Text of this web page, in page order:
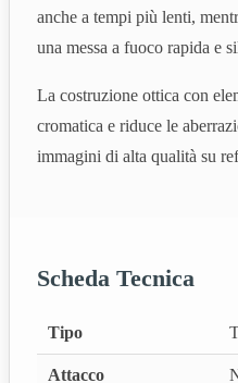
anche a tempi più lenti,
una messa a fuoco rapida e
La costruzione ottica con
cromatica e riduce le
immagini di alta qualità su
Scheda Tecnica
Tipo
Attacco